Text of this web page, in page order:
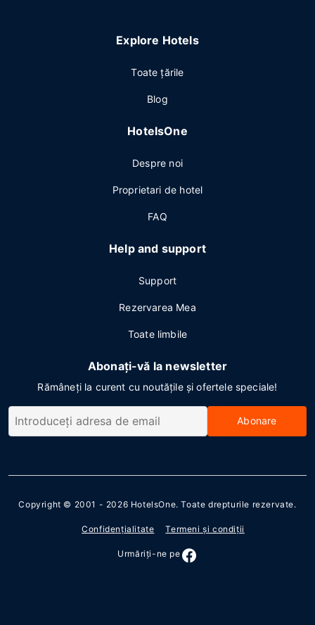
Explore Hotels
Toate ţările
Blog
HotelsOne
Despre noi
Proprietari de hotel
FAQ
Help and support
Support
Rezervarea Mea
Toate limbile
Abonați-vă la newsletter
Rămâneți la curent cu noutățile și ofertele speciale!
Abonare
Copyright © 2001 - 2026 HotelsOne. Toate drepturile rezervate.
Confidenţialitate Termeni şi condiţii
Urmăriţi-ne pe